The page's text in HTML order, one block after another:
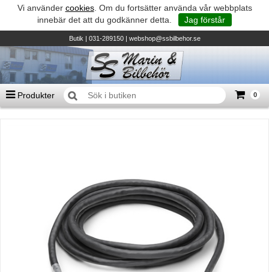
Vi använder cookies. Om du fortsätter använda vår webbplats
innebär det att du godkänner detta.
Jag förstår
Butik| 031-289150 | webshop@ssbilbehor.se
Produkter 0
Suzuki - Utombordare
Suzumar - Gummibåtar
Honda - Utombordare
HonWave - Gummibåtar
Honda - Elverk & Pumpar